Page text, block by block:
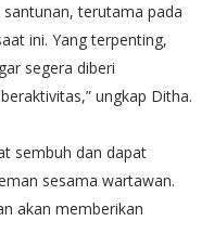
terutama pada
ini. Yang terpenting,
segera diberi
ungkap Ditha.
sembuh dan dapat
sesama wartawan.
akan memberikan